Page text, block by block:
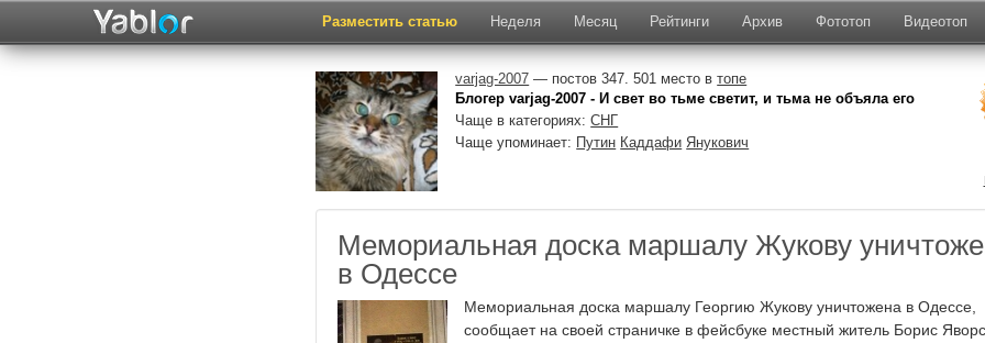
Разместить статью Неделя Месяц Рейтинги Архив Фототоп Видеотоп
varjag-2007 — постов 347. 501 место втопе
Блогер varjag-2007 - И свет во тьме светит, и тьма не объяла его
Чаще в категориях:СНГ
Чаще упоминает: Путин Каддафи Янукович
Мемориальная доска маршалу Жукову
в Одессе
Мемориальная доска маршалу Георгию Жукову уничтожена в Одессе,
сообщает на своей страничке в фейсбуке местный житель Борис